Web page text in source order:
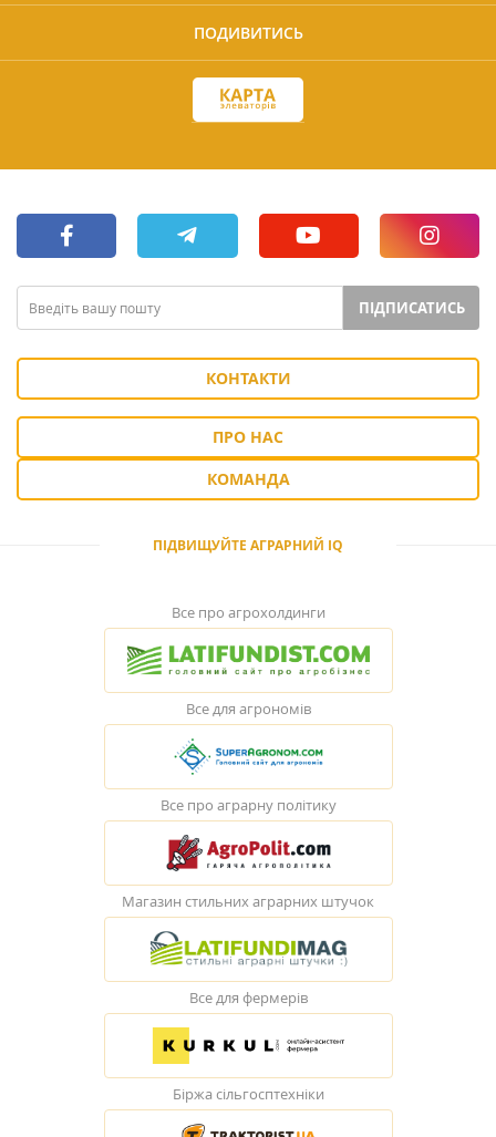
ПОДИВИТИСЬ
ПІДПИСАТИСЬ
КОНТАКТИ
ПРО НАС
КОМАНДА
ПІДВИЩУЙТЕ АГРАРНИЙ IQ
Все про агрохолдинги
Все для агрономів
Все про аграрну політику
Магазин стильних аграрних штучок
Все для фермерів
Біржа сільгосптехніки